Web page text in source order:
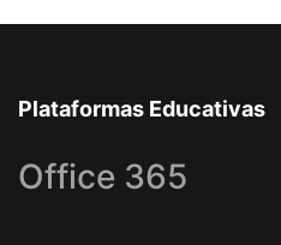
Plataformas Educativas
Office 365